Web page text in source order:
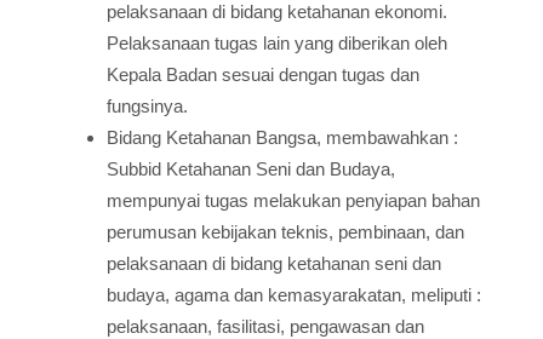
pelaksanaan di bidang ketahanan ekonomi.
Pelaksanaan tugas lain yang diberikan oleh
Kepala Badan sesuai dengan tugas dan
fungsinya.
Bidang Ketahanan Bangsa, membawahkan :
Subbid Ketahanan Seni dan Budaya,
mempunyai tugas melakukan penyiapan bahan
perumusan kebijakan teknis, pembinaan, dan
pelaksanaan di bidang ketahanan seni dan
budaya, agama dan kemasyarakatan, meliputi :
pelaksanaan, fasilitasi, pengawasan dan